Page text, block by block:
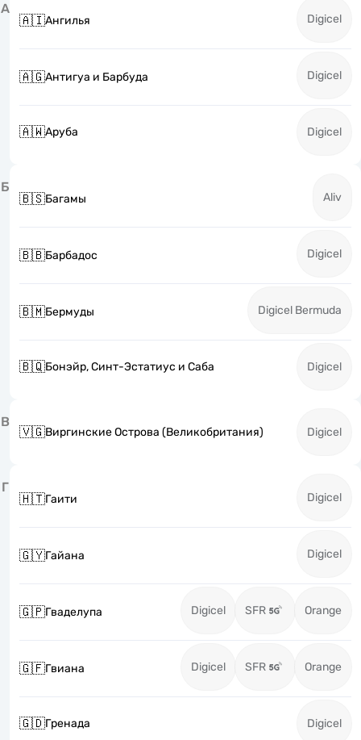
А
🇦🇮Ангилья Digicel
🇦🇬Антигуа и Барбуда Digicel
🇦🇼Аруба Digicel
Б
🇧🇸Багамы Aliv
🇧🇧Барбадос Digicel
🇧🇲Бермуды Digicel Bermuda
🇧🇶Бонэйр, Синт-Эстатиус и Саба Digicel
В
🇻🇬Виргинские Острова (Великобритания) Digicel
Г
🇭🇹Гаити Digicel
🇬🇾Гайана Digicel
🇬🇵Гваделупа Digicel SFR Orange
🇬🇫Гвиана Digicel SFR Orange
🇬🇩Гренада Digicel